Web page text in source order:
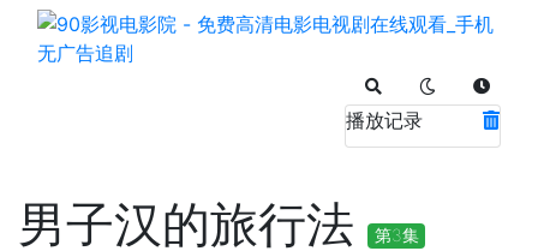
播放记录
男子汉的旅行法 第3集